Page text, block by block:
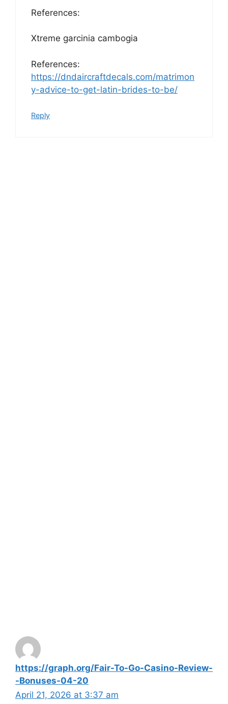
References:
Xtreme garcinia cambogia
References:
https://dndaircraftdecals.com/matrimon
y-advice-to-get-latin-brides-to-be/
Reply
https://graph.org/Fair-To-Go-Casino-Review-
-Bonuses-04-20
April 21, 2026 at 3:37 am